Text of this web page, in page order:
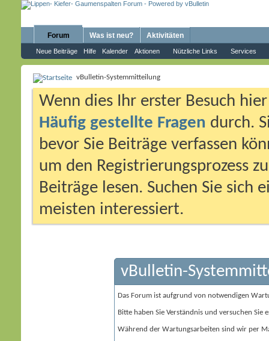
Forum
Neue Beiträge Hilfe Kalender Aktionen Nützliche Links Services
Was ist neu? Aktivitäten
vBulletin-Systemmitteilung
Wenn dies Ihr erster Besuch
Häufig gestellte Fragen durch.
bevor Sie Beiträge verfassen
um den Registrierungsprozess
Beiträge lesen. Suchen Sie sich
meisten interessiert.
vBulletin-
Das Forum ist aufgrund von notwendigen
Bitte haben Sie Verständnis und versuchen Sie
Während der Wartungsarbeiten sind wir per